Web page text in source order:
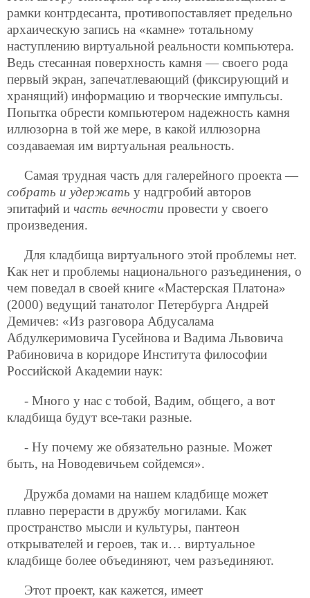
рамки контрдесанта, противопоставляет предельно
архаическую запись на «камне» тотальному
наступлению виртуальной реальности компьютера.
Ведь стесанная поверхность камня — своего рода
первый экран, запечатлевающий (фиксирующий и
хранящий) информацию и творческие импульсы.
Попытка обрести компьютером надежность камня
иллюзорна в той же мере, в какой иллюзорна
создаваемая им виртуальная реальность.
Самая трудная часть для галерейного проекта —
собрать и удержать у надгробий авторов
эпитафий и часть вечности провести у своего
произведения.
Для кладбища виртуального этой проблемы нет.
Как нет и проблемы национального разъединения, о
чем поведал в своей книге «Мастерская Платона»
(2000) ведущий танатолог Петербурга Андрей
Демичев: «Из разговора Абдусалама
Абдулкеримовича Гусейнова и Вадима Львовича
Рабиновича в коридоре Института философии
Российской Академии наук:
- Много у нас с тобой, Вадим, общего, а вот
кладбища будут все-таки разные.
- Ну почему же обязательно разные. Может
быть, на Новодевичьем сойдемся».
Дружба домами на нашем кладбище может
плавно перерасти в дружбу могилами. Как
пространство мысли и культуры, пантеон
открывателей и героев, так и… виртуальное
кладбище более объединяют, чем разъединяют.
Этот проект, как кажется, имеет